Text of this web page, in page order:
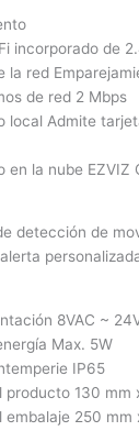
incorporado de
la red
de red 2 Mbps
local Admite
en la nube EZVIZ
detección de
8VAC ~
Max. 5W
IP65
producto 130 mm
embalaje 250 mm